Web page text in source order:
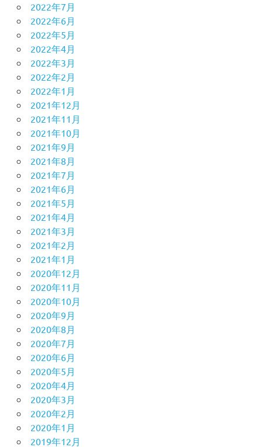
2022年7月
2022年6月
2022年5月
2022年4月
2022年3月
2022年2月
2022年1月
2021年12月
2021年11月
2021年10月
2021年9月
2021年8月
2021年7月
2021年6月
2021年5月
2021年4月
2021年3月
2021年2月
2021年1月
2020年12月
2020年11月
2020年10月
2020年9月
2020年8月
2020年7月
2020年6月
2020年5月
2020年4月
2020年3月
2020年2月
2020年1月
2019年12月